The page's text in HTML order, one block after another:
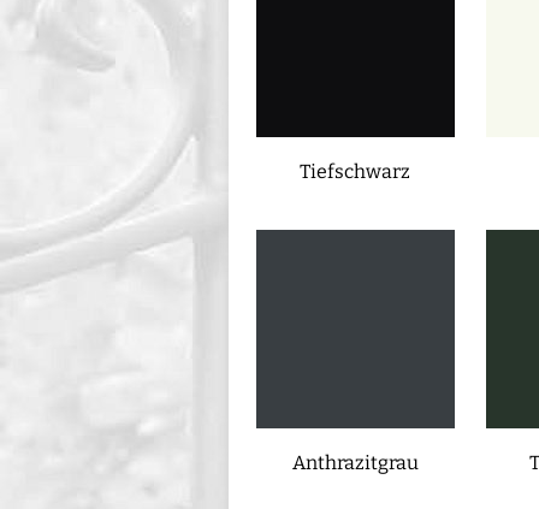
Tiefschwarz
Anthrazitgrau